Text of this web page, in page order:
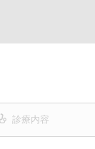
診療内容